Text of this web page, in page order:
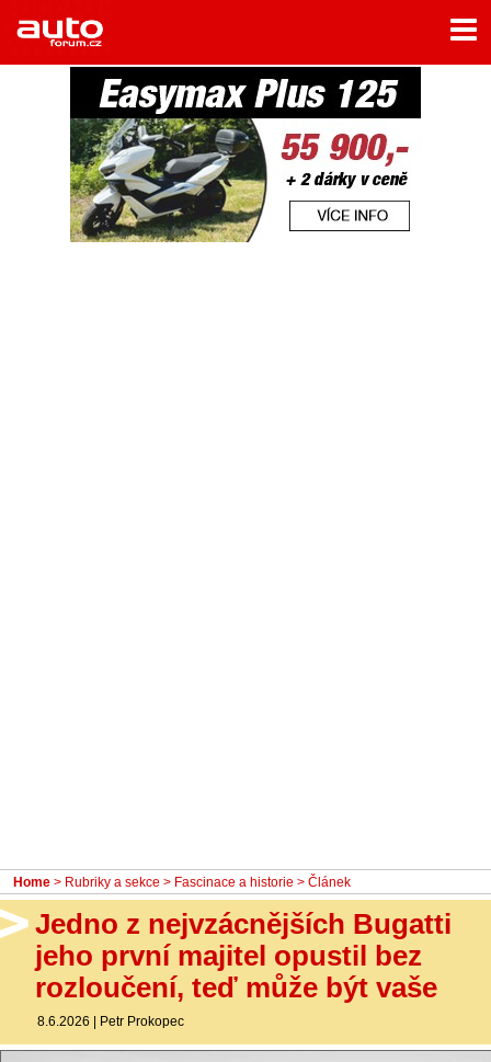
Home
Rubriky
- Jízdní dojmy a další testy
- Bleskovky
Home > Rubriky a sekce > Fascinace a historie > Článek
Jedno z nejvzácnějších Bugatti
jeho první majitel opustil bez
rozloučení, teď může být vaše
8.6.2026 | Petr Prokopec